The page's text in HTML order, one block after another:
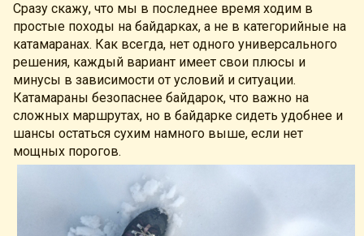
Сразу скажу, что мы в последнее время ходим в
простые походы на байдарках, а не в категорийные на
катамаранах. Как всегда, нет одного универсального
решения, каждый вариант имеет свои плюсы и
минусы в зависимости от условий и ситуации.
Катамараны безопаснее байдарок, что важно на
сложных маршрутах, но в байдарке сидеть удобнее и
шансы остаться сухим намного выше, если нет
мощных порогов.